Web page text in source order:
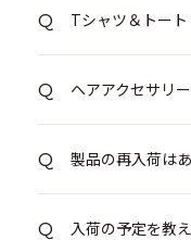
Tシャツ＆トー
ヘアアクセサリ
製品の再入荷は
入荷の予定を教